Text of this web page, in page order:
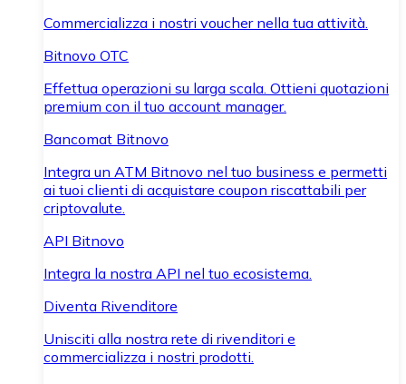
Commercializza i nostri voucher nella tua attività.
Bitnovo OTC
Effettua operazioni su larga scala. Ottieni quotazioni
premium con il tuo account manager.
Bancomat Bitnovo
Integra un ATM Bitnovo nel tuo business e permetti
ai tuoi clienti di acquistare coupon riscattabili per
criptovalute.
API Bitnovo
Integra la nostra API nel tuo ecosistema.
Diventa Rivenditore
Unisciti alla nostra rete di rivenditori e
commercializza i nostri prodotti.